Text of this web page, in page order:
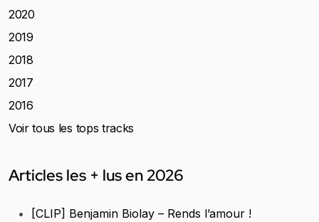
2020
2019
2018
2017
2016
Voir tous les tops tracks
Articles les + lus en 2026
[CLIP] Benjamin Biolay – Rends l’amour !